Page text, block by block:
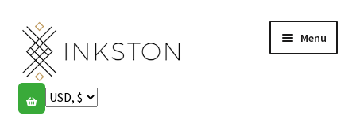
Aller
la
navigation
Aller
au
contenu
Menu
Boutique